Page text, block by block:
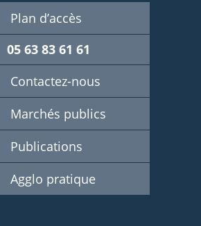
Plan d’accès
05 63 83 61 61
Contactez-nous
Marchés publics
Publications
Agglo pratique